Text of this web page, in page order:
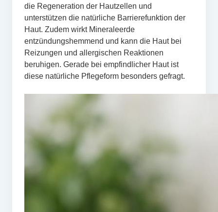
die Regeneration der Hautzellen und
unterstützen die natürliche Barrierefunktion der
Haut. Zudem wirkt Mineraleerde
entzündungshemmend und kann die Haut bei
Reizungen und allergischen Reaktionen
beruhigen. Gerade bei empfindlicher Haut ist
diese natürliche Pflegeform besonders gefragt.